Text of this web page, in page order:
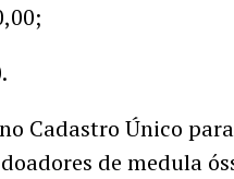
Cadastro Único
de medula